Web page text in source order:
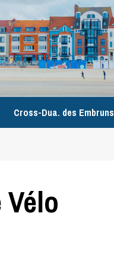
Cross-Dua. des Embruns